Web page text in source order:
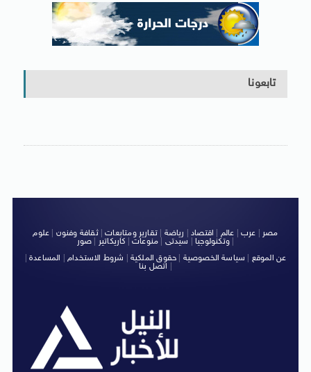
تابعونا
مصر عرب عالم اقتصاد رياضة |تقارير ومتابعات|ثقافة وفنون
علوم
وتكنولوجيا| سيدتى منوعات كاريكاتير صور
|
عن الموقع
سياسة الخصوصية حقوق الملكية شروط الاستخدام| المساعدة|
اتصل بنا